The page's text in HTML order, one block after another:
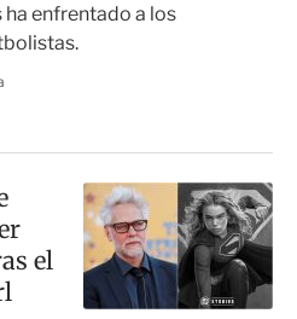
enfrentado a los
el